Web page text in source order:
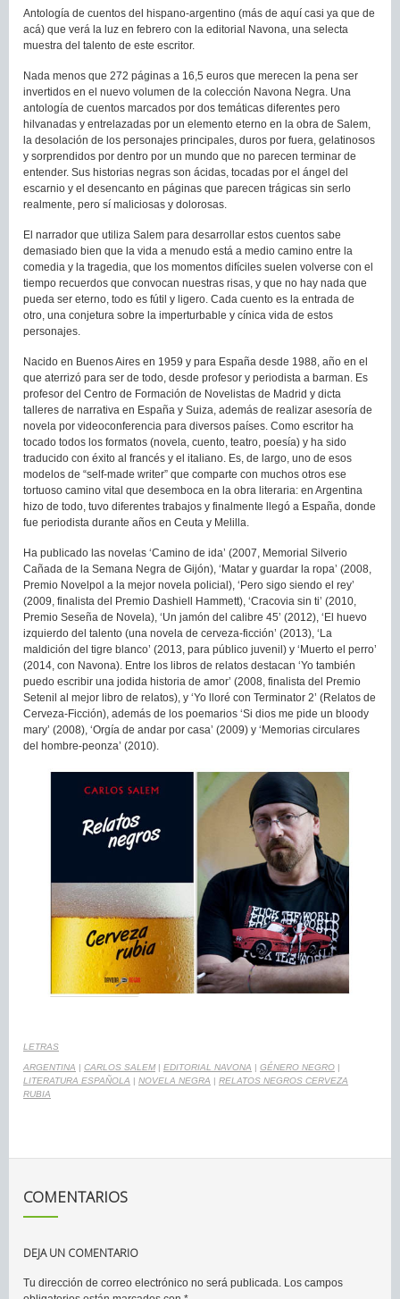
Antología de cuentos del hispano-argentino (más de aquí casi ya que de
acá) que verá la luz en febrero con la editorial Navona, una selecta
muestra del talento de este escritor.
Nada menos que 272 páginas a 16,5 euros que merecen la pena ser
invertidos en el nuevo volumen de la colección Navona Negra. Una
antología de cuentos marcados por dos temáticas diferentes pero
hilvanadas y entrelazadas por un elemento eterno en la obra de Salem,
la desolación de los personajes principales, duros por fuera, gelatinosos
y sorprendidos por dentro por un mundo que no parecen terminar de
entender. Sus historias negras son ácidas, tocadas por el ángel del
escarnio y el desencanto en páginas que parecen trágicas sin serlo
realmente, pero sí maliciosas y dolorosas.
El narrador que utiliza Salem para desarrollar estos cuentos sabe
demasiado bien que la vida a menudo está a medio camino entre la
comedia y la tragedia, que los momentos difíciles suelen volverse con el
tiempo recuerdos que convocan nuestras risas, y que no hay nada que
pueda ser eterno, todo es fútil y ligero. Cada cuento es la entrada de
otro, una conjetura sobre la imperturbable y cínica vida de estos
personajes.
Nacido en Buenos Aires en 1959 y para España desde 1988, año en el
que aterrizó para ser de todo, desde profesor y periodista a barman. Es
profesor del Centro de Formación de Novelistas de Madrid y dicta
talleres de narrativa en España y Suiza, además de realizar asesoría de
novela por videoconferencia para diversos países. Como escritor ha
tocado todos los formatos (novela, cuento, teatro, poesía) y ha sido
traducido con éxito al francés y el italiano. Es, de largo, uno de esos
modelos de “self-made writer” que comparte con muchos otros ese
tortuoso camino vital que desemboca en la obra literaria: en Argentina
hizo de todo, tuvo diferentes trabajos y finalmente llegó a España, donde
fue periodista durante años en Ceuta y Melilla.
Ha publicado las novelas ‘Camino de ida’ (2007, Memorial Silverio
Cañada de la Semana Negra de Gijón), ‘Matar y guardar la ropa’ (2008,
Premio Novelpol a la mejor novela policial), ‘Pero sigo siendo el rey’
(2009, finalista del Premio Dashiell Hammett), ‘Cracovia sin ti’ (2010,
Premio Seseña de Novela), ‘Un jamón del calibre 45’ (2012), ‘El huevo
izquierdo del talento (una novela de cerveza-ficción’ (2013), ‘La
maldición del tigre blanco’ (2013, para público juvenil) y ‘Muerto el perro’
(2014, con Navona). Entre los libros de relatos destacan ‘Yo también
puedo escribir una jodida historia de amor’ (2008, finalista del Premio
Setenil al mejor libro de relatos), y ‘Yo lloré con Terminator 2’ (Relatos de
Cerveza-Ficción), además de los poemarios ‘Si dios me pide un bloody
mary’ (2008), ‘Orgía de andar por casa’ (2009) y ‘Memorias circulares
del hombre-peonza’ (2010).
LETRAS
ARGENTINA | CARLOS SALEM | EDITORIAL NAVONA | GÉNERO NEGRO |
LITERATURA ESPAÑOLA | NOVELA NEGRA | RELATOS NEGROS CERVEZA
RUBIA
COMENTARIOS
DEJA UN COMENTARIO
Tu dirección de correo electrónico no será publicada. Los campos